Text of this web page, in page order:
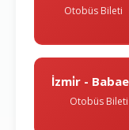
Otobüs Bileti
İzmi̇r -
Otobüs Bileti